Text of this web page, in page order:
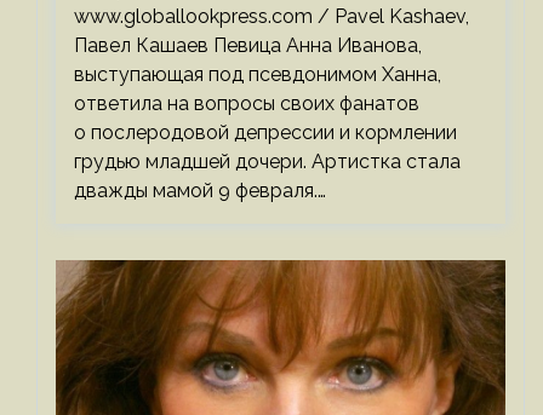
www.globallookpress.com / Pavel Kashaev,
Павел Кашаев Певица Анна Иванова,
выступающая под псевдонимом Ханна,
ответила на вопросы своих фанатов
о послеродовой депрессии и кормлении
грудью младшей дочери. Артистка стала
дважды мамой 9 февраля.…